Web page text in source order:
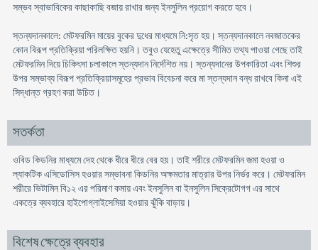
সম্ভব স্বাভাবিকের কাছাকাছি বজায় রাখার জন্য ইনসুলিন প্রয়োগ করতে হবে।
স্তন্যদানকালে: মেটফরমিন মায়ের বুকের দুধের মাধ্যমে নি:সৃত হয়। স্তন্যদানকালে নবজাতকের
কোন বিরূপ প্রতিক্রিয়া পরিলক্ষিত হয়নি। তবুও যেহেতু এক্ষেত্রে সীমিত তথ্য পাওয়া গেছে তাই
মেটফরমিন দিয়ে চিকিৎসা চলাকালে স্তন্যদান নির্দেশিত নয়। স্তন্যদানের উপকারিতা এবং শিশুর
উপর সম্ভাব্য বিরূপ প্রতিক্রিয়াসমূহের প্রভাব বিবেচনা করে মা স্তন্যদান বন্ধ রাখবে কিনা এই
সিদ্ধান্ত গ্রহণ করা উচিত।
সতর্কতা
ওবিড কিডনির মাধ্যমে দেহ থেকে ধীরে ধীরে বের হয়। তাই শরীরে মেটফরমিন জমা হওয়া ও
ল্যাকটিক এসিডোসিস হওয়ার সম্ভাবনা কিডনির অক্ষমতার মাত্রার উপর নির্ভর করে। মেটফরমিন
শরীরে ভিটামিন বি১২ এর পরিমাণ কমায় এবং ইনসুলিন বা ইনসুলিন সিক্রেটোগগ এর সাথে
একত্রে ব্যবহারে হাইপোগ্লাইসেমিয়া হওয়ার ঝুঁকি বাড়ায়।
বিশেষ ক্ষেত্রে ব্যবহার